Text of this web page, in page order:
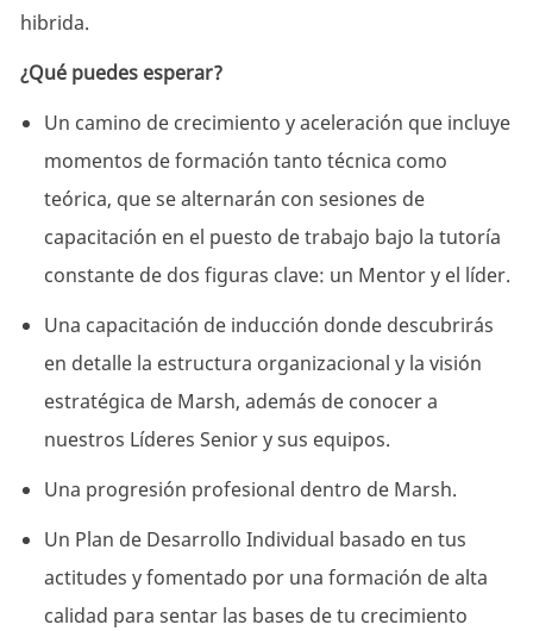
hibrida.
¿Qué puedes esperar?
Un camino de crecimiento y aceleración que incluye
momentos de formación tanto técnica como
teórica, que se alternarán con sesiones de
capacitación en el puesto de trabajo bajo la tutoría
constante de dos figuras clave: un Mentor y el líder.
Una capacitación de inducción donde descubrirás
en detalle la estructura organizacional y la visión
estratégica de Marsh, además de conocer a
nuestros Líderes Senior y sus equipos.
Una progresión profesional dentro de Marsh.
Un Plan de Desarrollo Individual basado en tus
actitudes y fomentado por una formación de alta
calidad para sentar las bases de tu crecimiento